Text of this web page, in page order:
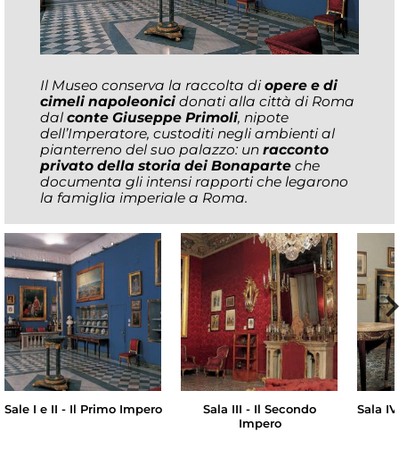
Il Museo conserva la raccolta di opere e di
cimeli napoleonici donati alla città di Roma
dal conte Giuseppe Primoli, nipote
dell’Imperatore, custoditi negli ambienti al
pianterreno del suo palazzo: un racconto
privato della storia dei Bonaparte che
documenta gli intensi rapporti che legarono
la famiglia imperiale a Roma.
Sale I e II - Il Primo Impero
Sala III - Il Secondo
Impero
Sala